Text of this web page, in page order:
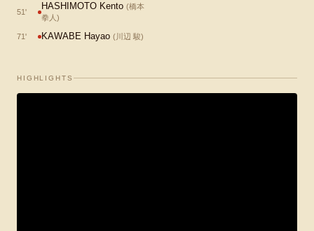
51'
HASHIMOTO Kento (橋本
拳人 )
71' KAWABE Hayao ( 川辺 駿)
HIGHLIGHTS